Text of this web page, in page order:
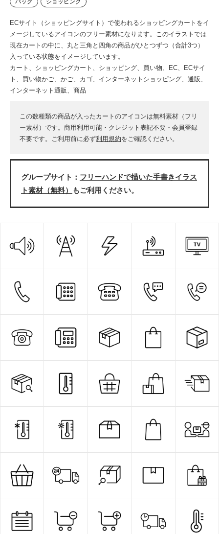
バッグ ショッピング
ECサイト（ショッピングサイト）で使われるショッピングカートをイ
メージしているアイコンのフリー素材になります。このイラストでは
現在カートの中に、丸と三角と四角の商品がひとつずつ（合計3つ）
入っている状態をイメージしています。
カート、ショッピングカート、ショッピング、買い物、EC、ECサイ
ト、買い物かご、かご、カゴ、インターネットショッピング、通販、
インターネット通販、商品
この数種類の商品が入ったカートのアイコンは無料素材（フリ
ー素材）です。商用利用可能・クレジット表記不要・会員登録
不要です。ご利用前に必ず利用規約をご確認ください。
グループサイト： フリーハンドで描いた手書きイラス
ト素材（無料）
もご利用ください。